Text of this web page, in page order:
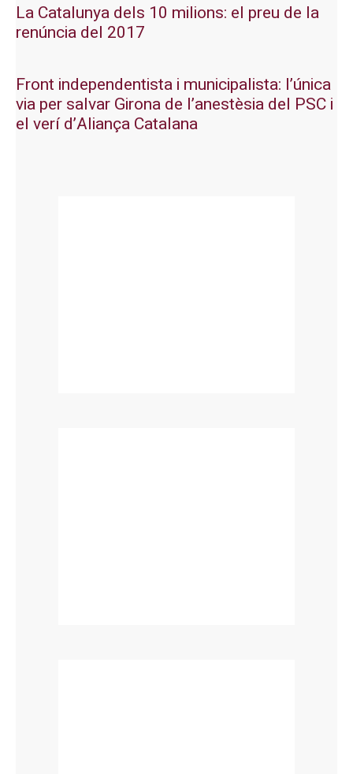
La Catalunya dels 10 milions: el preu de la
renúncia del 2017
Front independentista i municipalista: l’única
via per salvar Girona de l’anestèsia del PSC i
el verí d’Aliança Catalana